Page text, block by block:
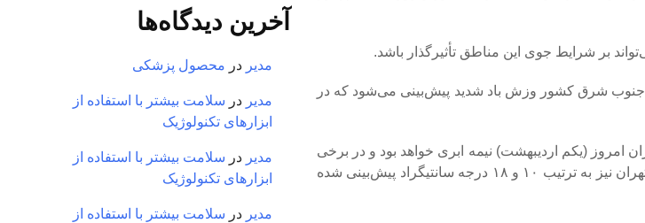
بر شرایط جوی این مناطق تأثیرگذار باشد.
جنوب شرق کشور وزش باد شدید پیش‌بینی می‌شود که در
امروز (یکم اردیبهشت) نیمه ابری خواهد بود و در برخی
ساعات افزایش ابر، رگبار و رعد و برق و وزش باد شدید رخ می‌دهد. حداقل و حداکثر دمای تهران نیز به ترتیب ۱۰ و ۱۸ درجه سانتیگراد پیش‌بینی شده
آخرین دیدگاه‌ها
مدیر در محصول پزشکی
مدیر در سلامت بیشتر با استفاده از
ابزارهای تکنولوژیک
مدیر در سلامت بیشتر با استفاده از
ابزارهای تکنولوژیک
مدیر در سلامت بیشتر با استفاده از